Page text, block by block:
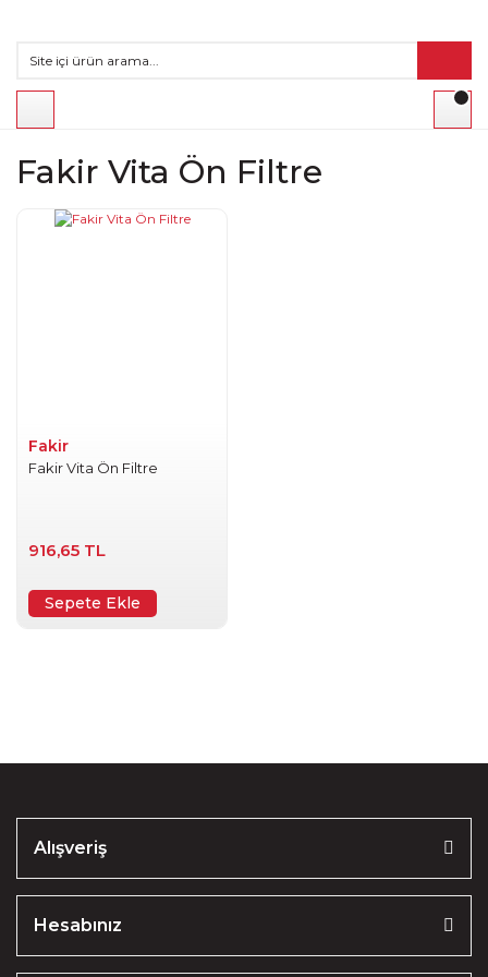
Fakir Vita Ön Filtre
Fakir
Fakir Vita Ön Filtre
916,65 TL
Sepete Ekle
Alışveriş
Hesabınız